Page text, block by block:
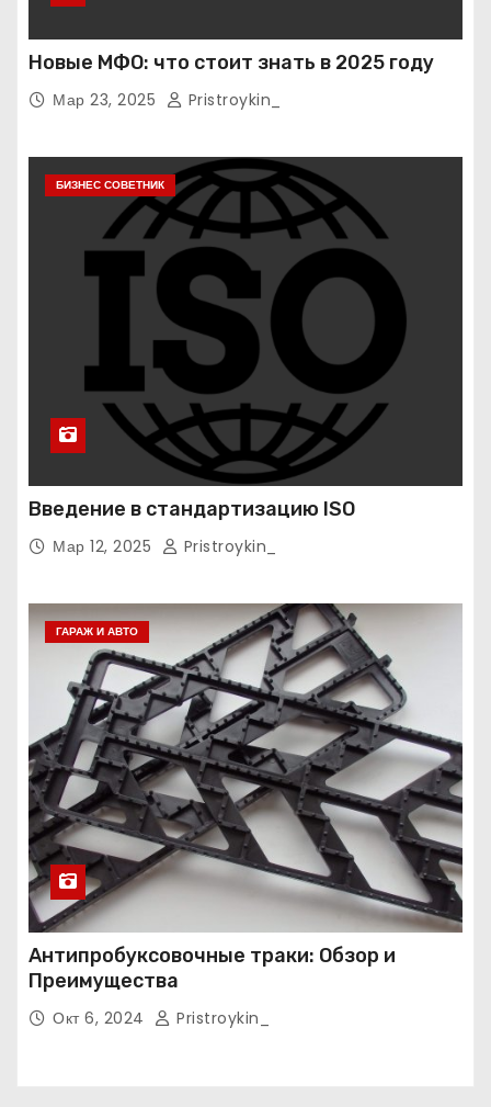
Новые МФО: что стоит знать в 2025 году
Мар 23, 2025 Pristroykin_
БИЗНЕС СОВЕТНИК
Введение в стандартизацию ISO
Мар 12, 2025 Pristroykin_
ГАРАЖ И АВТО
Антипробуксовочные траки: Обзор и
Преимущества
Окт 6, 2024 Pristroykin_